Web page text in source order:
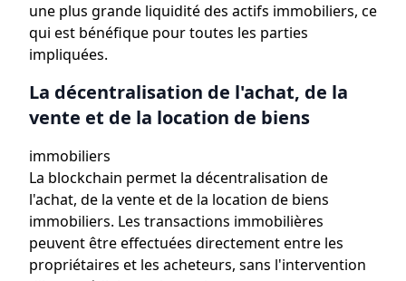
une plus grande liquidité des actifs immobiliers, ce
qui est bénéfique pour toutes les parties
impliquées.
La décentralisation de l'achat, de la
vente et de la location de biens
immobiliers
La blockchain permet la décentralisation de
l'achat, de la vente et de la location de biens
immobiliers. Les transactions immobilières
peuvent être effectuées directement entre les
propriétaires et les acheteurs, sans l'intervention